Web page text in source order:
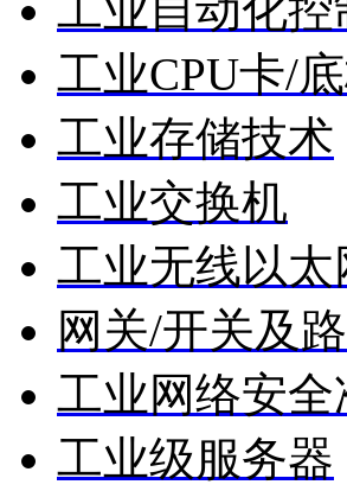
工业CPU卡/
工业存储技术
工业交换机
工业无线以太
网关/开关及
工业网络安全
工业级服务器